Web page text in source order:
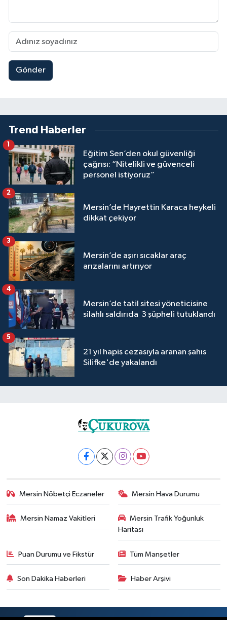
Gönder
Trend Haberler
Eğitim Sen’den okul güvenliği
çağrısı: “Nitelikli ve güvenceli
personel istiyoruz”
1
Mersin’de Hayrettin Karaca heykeli
dikkat çekiyor
2
Mersin’de aşırı sıcaklar araç
arızalarını artırıyor
3
Mersin’de tatil sitesi yöneticisine
silahlı saldırıda 3 şüpheli tutuklandı
4
21 yıl hapis cezasıyla aranan şahıs
Silifke'de yakalandı
5
Mersin Nöbetçi Eczaneler Mersin Hava Durumu
Mersin Namaz Vakitleri
Mersin Trafik Yoğunluk
Haritası
Puan Durumu ve Fikstür Tüm Manşetler
Son Dakika Haberleri Haber Arşivi